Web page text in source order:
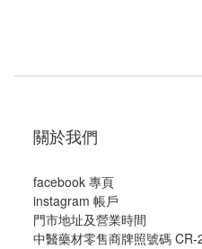
關於我們
facebook 專頁
instagram 帳戶
門市地址及營業時間
中醫藥材零售商牌照號碼